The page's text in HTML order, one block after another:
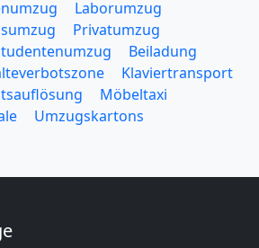
Laborumzug
Privatumzug
Beiladung
Klaviertransport
Möbeltaxi
Umzugskartons